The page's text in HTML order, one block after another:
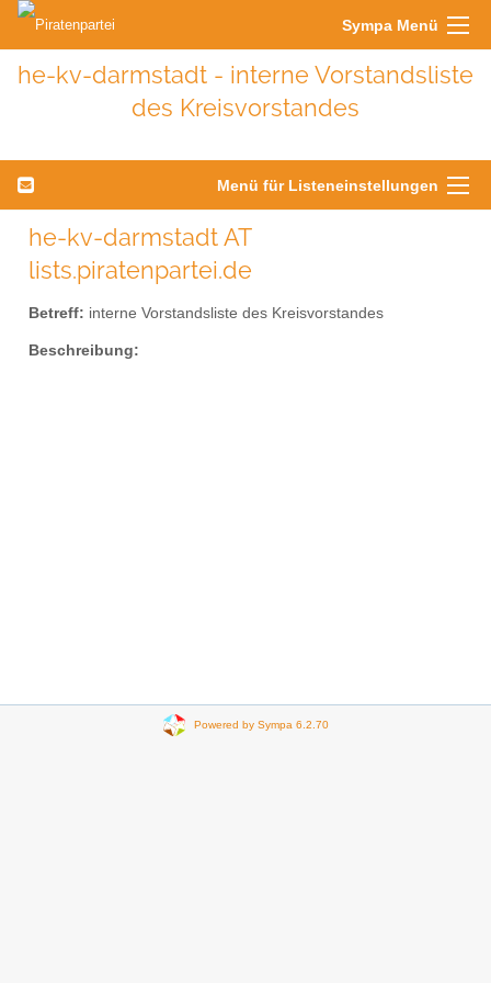
Sympa Menü
he-kv-darmstadt - interne Vorstandsliste
des Kreisvorstandes
Menü für Listeneinstellungen
he-kv-darmstadt AT
lists.piratenpartei.de
Betreff: interne Vorstandsliste des Kreisvorstandes
Beschreibung:
Powered by Sympa 6.2.70